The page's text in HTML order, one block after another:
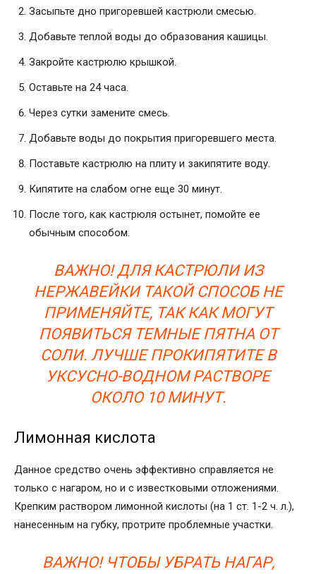
Засыпьте дно пригоревшей кастрюли смесью.
Добавьте теплой воды до образования кашицы.
Закройте кастрюлю крышкой.
Оставьте на 24 часа.
Через сутки замените смесь.
Добавьте воды до покрытия пригоревшего места.
Поставьте кастрюлю на плиту и закипятите воду.
Кипятите на слабом огне еще 30 минут.
После того, как кастрюля остынет, помойте ее
обычным способом.
ВАЖНО! ДЛЯ КАСТРЮЛИ ИЗ
НЕРЖАВЕЙКИ ТАКОЙ СПОСОБ НЕ
ПРИМЕНЯЙТЕ, ТАК КАК МОГУТ
ПОЯВИТЬСЯ ТЕМНЫЕ ПЯТНА ОТ
СОЛИ. ЛУЧШЕ ПРОКИПЯТИТЕ В
УКСУСНО-ВОДНОМ РАСТВОРЕ
ОКОЛО 10 МИНУТ.
Лимонная кислота
Данное средство очень эффективно справляется не
только с нагаром, но и с известковыми отложениями.
Крепким раствором лимонной кислоты (на 1 ст. 1-2 ч. л.),
нанесенным на губку, протрите проблемные участки.
ВАЖНО! ЧТОБЫ УБРАТЬ НАГАР,